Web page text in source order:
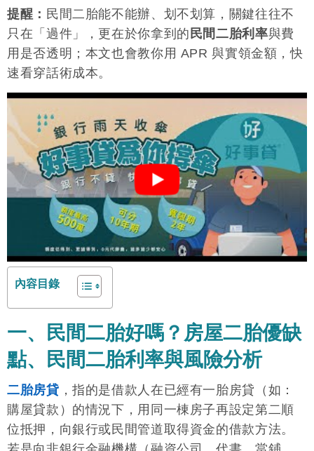
提醒： 民間二胎能不能辦、划不划算，關鍵往往不
只在「過件」，更在於你拿到的 民間二胎利率與費
用是否透明；本文也會教你用 APR 與實領金額，快
速看穿話術成本。
內容目錄
一、民間二胎好嗎？房屋二胎優缺
點、民間二胎利率與風險分析
二胎房貸 ，指的是借款人在已經有一胎房貸（如：
購屋貸款）的情況下，用同一棟房子再設定第二順
位抵押，向銀行或民間管道取得資金的借款方法。